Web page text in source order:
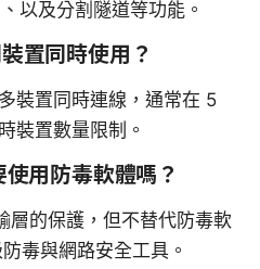
以及分割隧道等功能。
置同時使用？
裝置同時連線，通常在 5
裝置數量限制。
用防毒軟體嗎？
層的保護，但不替代防毒軟
毒與網路安全工具。